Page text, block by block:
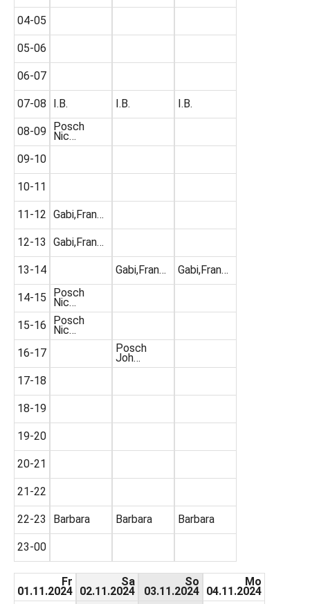
04-05
05-06
06-07
07-08
08-09
09-10
10-11
11-12
12-13
13-14
14-15
15-16
16-17
17-18
18-19
19-20
20-21
21-22
22-23
23-00
I.B.
Posch
Nic…
Gabi,Fran…
Gabi,Fran…
Posch
Nic…
Posch
Nic…
Barbara
I.B.
Gabi,Fran…
Posch
Joh…
Barbara
I.B.
Gabi,Fran…
Barbara
Fr
01.11.2024
Sa
02.11.2024
So
03.11.2024
Mo
04.11.2024